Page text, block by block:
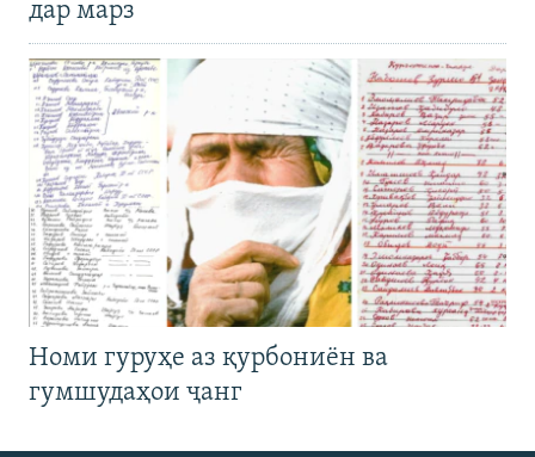
дар марз
Номи гуруҳе аз қурбониён ва
гумшудаҳои ҷанг